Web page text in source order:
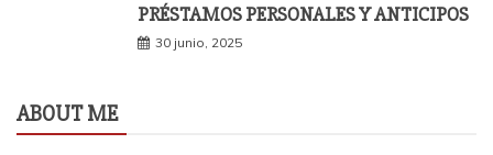
PRÉSTAMOS PERSONALES Y ANTICIPOS
30 junio, 2025
ABOUT ME